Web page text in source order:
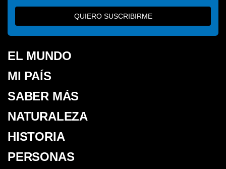
QUIERO SUSCRIBIRME
EL MUNDO
MI PAÍS
SABER MÁS
NATURALEZA
HISTORIA
PERSONAS